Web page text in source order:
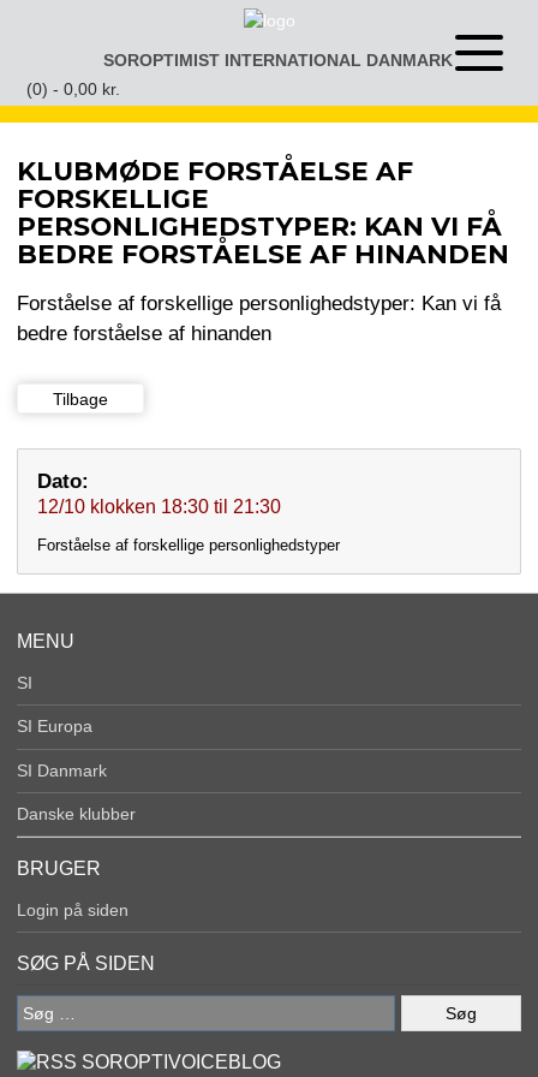
SOROPTIMIST INTERNATIONAL DANMARKÅben
menu
(0) - 0,00 kr.
KLUBMØDE FORSTÅELSE AF
FORSKELLIGE
PERSONLIGHEDSTYPER: KAN VI FÅ
BEDRE FORSTÅELSE AF HINANDEN
Forståelse af forskellige personlighedstyper: Kan vi få
bedre forståelse af hinanden
Tilbage
Dato:
12/10 klokken 18:30 til 21:30
Forståelse af forskellige personlighedstyper
MENU
SI
SI Europa
SI Danmark
Danske klubber
BRUGER
Login på siden
SØG PÅ SIDEN
Søg
efter:
SOROPTIVOICEBLOG